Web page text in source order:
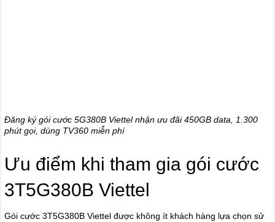
Đăng ký gói cước 5G380B Viettel nhận ưu đãi 450GB data, 1.300
phút gọi, dùng TV360 miễn phí
Ưu điểm khi tham gia gói cước
3T5G380B Viettel
Gói cước 3T5G380B Viettel được không ít khách hàng lựa chọn sử